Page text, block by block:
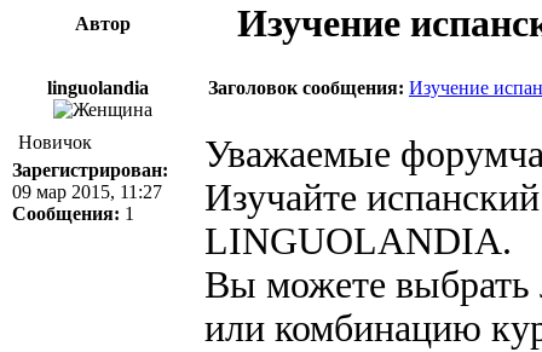
Автор Изучение
linguolandia Заголовок сообщения: Изучение
Новичок
Зарегистрирован:
09 мар 2015, 11:27
Сообщения: 1
Уважаемые
Изучайте
LINGUOLANDIA.
Вы можете
или комбинацию